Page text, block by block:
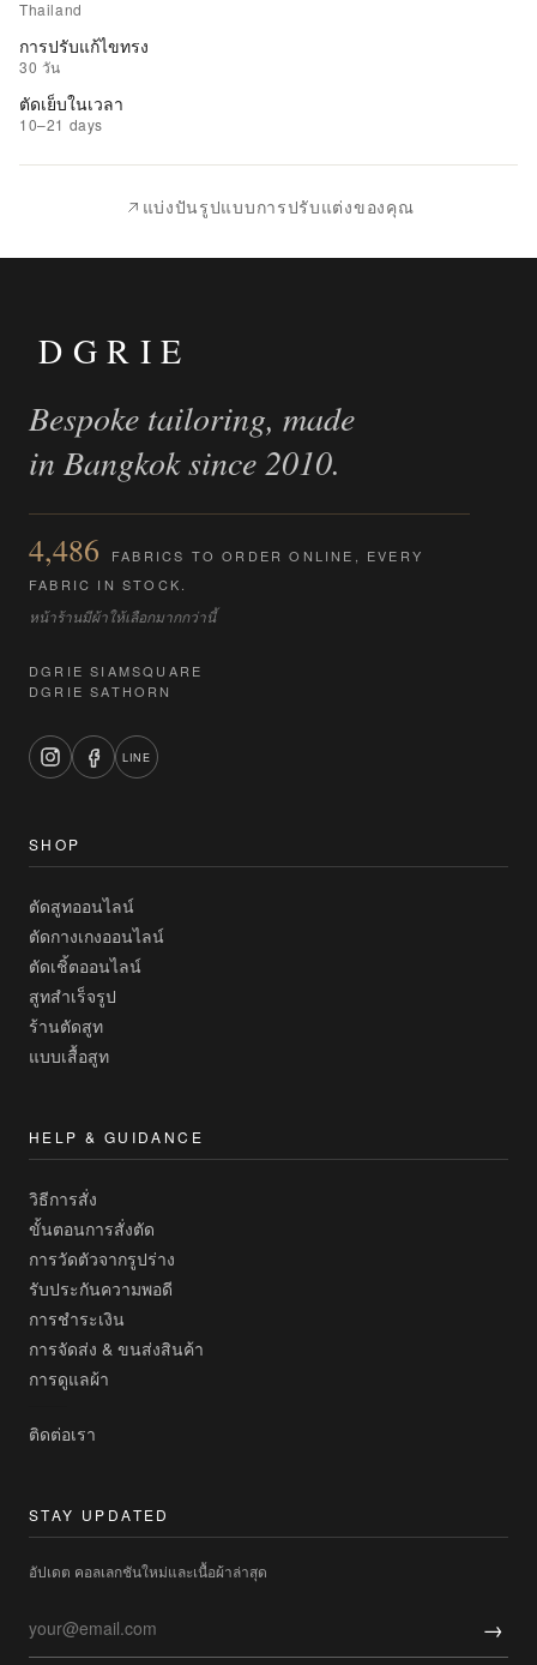
รายการ
ที่
ชอบ
เปรียบ
Thailand
การปรับแก้ไขทรง
30 วัน
ตัดเย็บในเวลา
10–21 days
แบ่งปันรูปแบบการปรับแต่งของคุณ
DGRIE
Bespoke tailoring, made
in Bangkok since 2010.
4,486
FABRICS TO ORDER ONLINE, EVERY
FABRIC IN STOCK.
หน้าร้านมีผ้าให้เลือกมากกว่านี้
DGRIE SIAMSQUARE
DGRIE SATHORN
LINE
SHOP
ตัดสูทออนไลน์
ตัดกางเกงออนไลน์
ตัดเชิ้ตออนไลน์
สูทสำเร็จรูป
ร้านตัดสูท
แบบเสื้อสูท
HELP & GUIDANCE
วิธีการสั่ง
ขั้นตอนการสั่งตัด
การวัดตัวจากรูปร่าง
รับประกันความพอดี
การชำระเงิน
การจัดส่ง & ขนส่งสินค้า
การดูแลผ้า
ติดต่อเรา
STAY UPDATED
อัปเดต คอลเลกชันใหม่และเนื้อผ้าล่าสุด
→